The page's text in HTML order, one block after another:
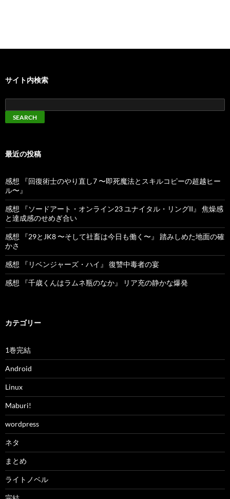
サイト内検索
最近の投稿
感想 『回復術士のやり直し7 〜即死魔法とスキルコピーの超越ヒー
ル〜』
感想 『ソードアート・オンライン23 ユナイタル・リングII』 焦燥感
と達成感のせめぎ合い
感想 『29とJK8 〜そして社畜は今日も働く〜』 踏みしめた地面の確
かさ
感想 『リベンジャーズ・ハイ』 復讐中毒者の宴
感想 『千歳くんはラムネ瓶のなか』 リア充の静かな爆発
カテゴリー
1巻完結
Android
Linux
Maburi!
wordpress
ネタ
まとめ
ライトノベル